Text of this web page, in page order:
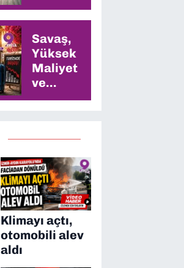
Savaş,
Yüksek
Maliyet
ve
Müşteri
Vurdu
Klimayı açtı,
otomobili alev
aldı